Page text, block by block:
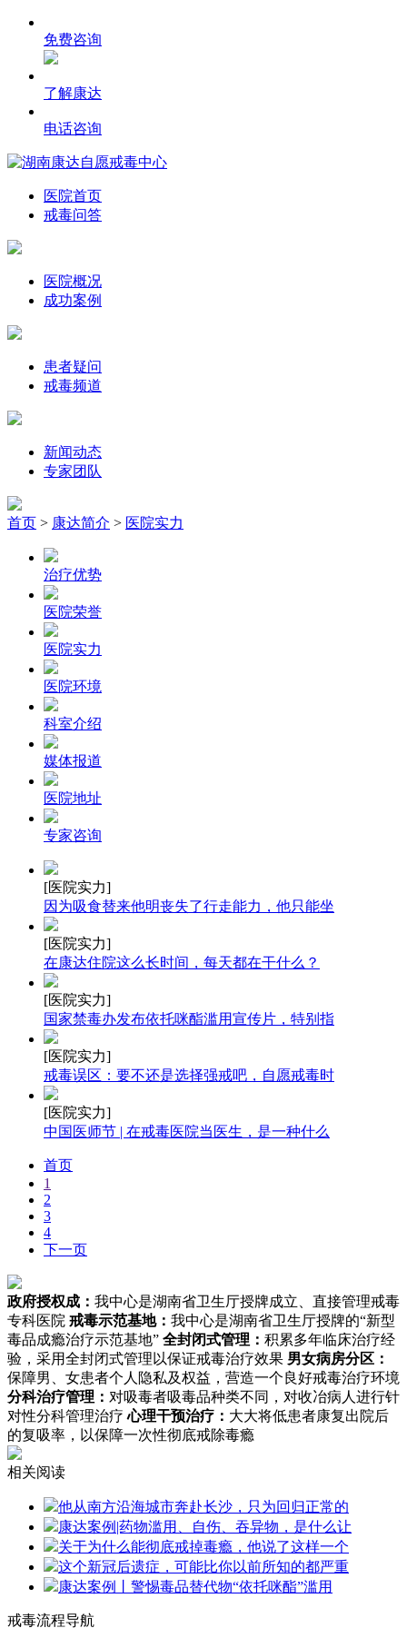
免费咨询
了解康达
电话咨询
医院首页
戒毒问答
医院概况
成功案例
患者疑问
戒毒频道
新闻动态
专家团队
首页 > 康达简介 > 医院实力
治疗优势
医院荣誉
医院实力
医院环境
科室介绍
媒体报道
医院地址
专家咨询
[医院实力]
因为吸食替来他明丧失了行走能力，他只能坐
[医院实力]
在康达住院这么长时间，每天都在干什么？
[医院实力]
国家禁毒办发布依托咪酯滥用宣传片，特别指
[医院实力]
戒毒误区：要不还是选择强戒吧，自愿戒毒时
[医院实力]
中国医师节 | 在戒毒医院当医生，是一种什么
首页
1
2
3
4
下一页
政府授权成： 我中心是湖南省卫生厅授牌成立、直接管理戒毒
专科医院 戒毒示范基地： 我中心是湖南省卫生厅授牌的“新型
毒品成瘾治疗示范基地” 全封闭式管理： 积累多年临床治疗经
验，采用全封闭式管理以保证戒毒治疗效果 男女病房分区：
保障男、女患者个人隐私及权益，营造一个良好戒毒治疗环境
分科治疗管理： 对吸毒者吸毒品种类不同，对收冶病人进行针
对性分科管理治疗 心理干预治疗： 大大将低患者康复出院后
的复吸率，以保障一次性彻底戒除毒瘾
相关阅读
他从南方沿海城市奔赴长沙，只为回归正常的
康达案例|药物滥用、自伤、吞异物，是什么让
关于为什么能彻底戒掉毒瘾，他说了这样一个
这个新冠后遗症，可能比你以前所知的都严重
康达案例丨警惕毒品替代物“依托咪酯”滥用
戒毒流程导航